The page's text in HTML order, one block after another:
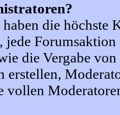
die höchste
jede
die Vergabe
erstellen,
vollen